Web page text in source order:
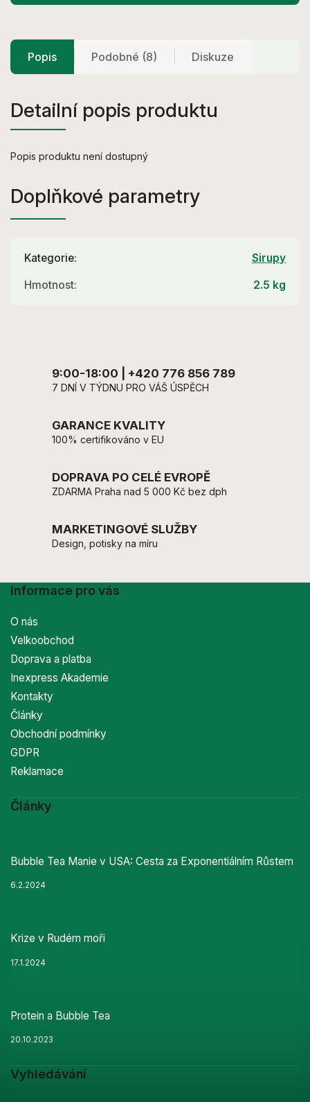
9:00-18:00 | +420 776 856 789
7 DNÍ V TÝDNU PRO VÁŠ ÚSPĚCH
GARANCE KVALITY
100% certifikováno v EU
DOPRAVA PO CELÉ EVROPĚ
ZDARMA Praha nad 5 000 Kč bez dph
MARKETINGOVÉ SLUŽBY
Design, potisky na míru
Popis Podobné (8) Diskuze
Detailní popis produktu
Popis produktu není dostupný
Doplňkové parametry
Kategorie: Sirupy
Hmotnost: 2.5 kg
Informace pro vás
O nás
Velkoobchod
Doprava a platba
Inexpress Akademie
Kontakty
Články
Obchodní podmínky
GDPR
Reklamace
Články
Bubble Tea Manie v USA: Cesta za Exponentiálním Růstem
6.2.2024
Krize v Rudém moři
17.1.2024
Protein a Bubble Tea
20.10.2023
Vyhledávání